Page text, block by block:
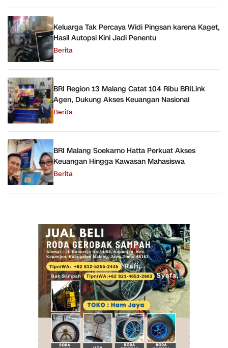
Keluarga Tak Percaya Widi Pingsan karena Kaget,
Hasil Autopsi Kini Jadi Penentu
Berita
BRI Region 13 Malang Catat 104 Ribu BRILink
Agen, Dukung Akses Keuangan Nasional
Berita
BRI Malang Soekarno Hatta Perkuat Akses
Keuangan Hingga Kawasan Mahasiswa
Berita